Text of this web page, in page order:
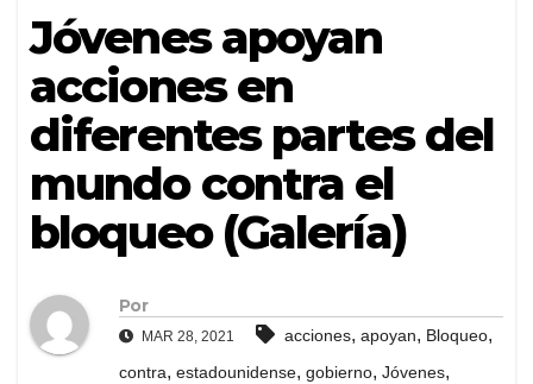
Jóvenes apoyan
acciones en
diferentes partes del
mundo contra el
bloqueo (Galería)
Por
MAR 28, 2021 acciones, apoyan, Bloqueo,
contra, estadounidense, gobierno, Jóvenes,